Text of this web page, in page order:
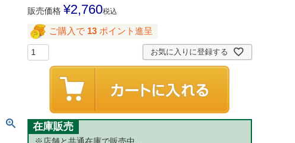
販売価格 ¥2,760税込
ご購入で 13 ポイント進呈
お気に入りに登録する
在庫販売